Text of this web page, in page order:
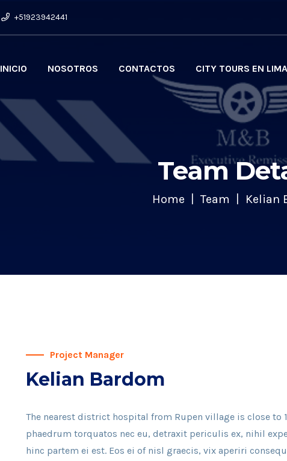
+51923942441
INICIO NOSOTROS CONTACTOS CITY TOURS EN LIMA
Team
Home Team Kelian
Project Manager
Kelian Bardom
The nearest district hospital from Rupen village is close to
phaedrum torquatos nec eu, detraxit periculis ex, nihil
hinc partem ei est. Eos ei of nisl graecis, vix aperiri